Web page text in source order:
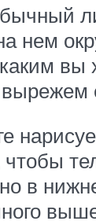
нем
вы
чтобы
в